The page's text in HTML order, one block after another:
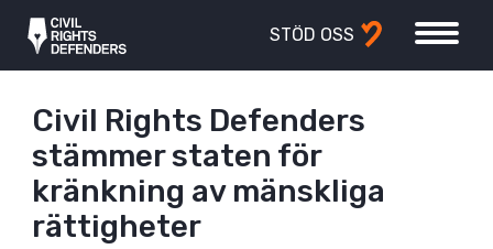
STÖD OSS
Civil Rights Defenders
stämmer staten för
kränkning av mänskliga
rättigheter